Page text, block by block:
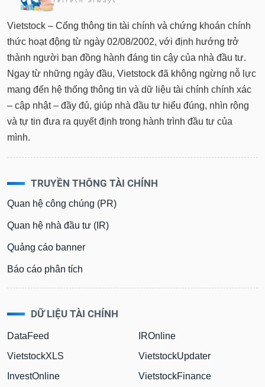
Vietstock – Cổng thông tin tài chính và chứng khoán chính
thức hoạt động từ ngày 02/08/2002, với định hướng trở
thành người bạn đồng hành đáng tin cậy của nhà đầu tư.
Ngay từ những ngày đầu, Vietstock đã không ngừng nỗ lực
mang đến hệ thống thông tin và dữ liệu tài chính chính xác
– cập nhật – đầy đủ, giúp nhà đầu tư hiểu đúng, nhìn rộng
và tự tin đưa ra quyết định trong hành trình đầu tư của
mình.
TRUYỀN THÔNG TÀI CHÍNH
Quan hệ công chúng (PR)
Quan hệ nhà đầu tư (IR)
Quảng cáo banner
Báo cáo phân tích
DỮ LIỆU TÀI CHÍNH
DataFeed
VietstockXLS
InvestOnline
IROnline
VietstockUpdater
VietstockFinance
chính